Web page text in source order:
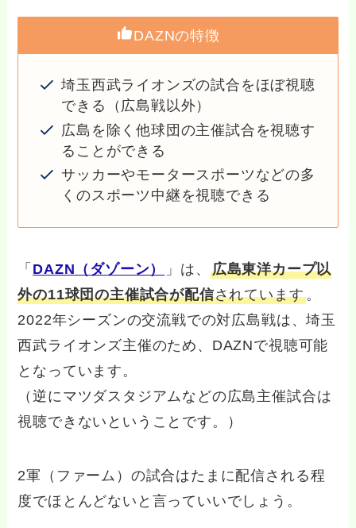
DAZNの特徴
埼玉西武ライオンズの試合をほぼ視聴
できる（広島戦以外）
広島を除く他球団の主催試合を視聴す
ることができる
サッカーやモータースポーツなどの多
くのスポーツ中継を視聴できる
「 DAZN（ダゾーン） 」は、 広島東洋カープ以
外の11球団の主催試合が配信されています。
2022年シーズンの交流戦での対広島戦は、埼玉
西武ライオンズ主催のため、DAZNで視聴可能
となっています。
（逆にマツダスタジアムなどの広島主催試合は
視聴できないということです。）
2軍（ファーム）の試合はたまに配信される程
度でほとんどないと言っていいでしょう。